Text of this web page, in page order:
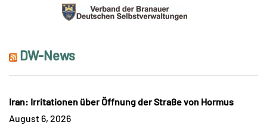
DW-News
Iran: Irritationen über Öffnung der Straße von Hormus
August 6, 2026